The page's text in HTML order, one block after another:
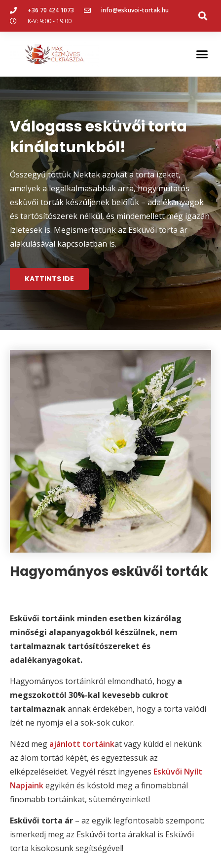
+36 70 424 1073
info@eskuvoi-tortak.hu
K-V: 9:00 - 19:00
Válogass esküvői torta
kínálatunkból!
Összegyűjtöttük Nektek azokat a torta ízeket,
amelyek a legalkalmasabbak arra, hogy mutatós
esküvői torták készüljenek belőlük – adalékanyagok
és tartósítószerek nélkül, és mindemellett még igazán
ízletesek is. Megismertetünk az Esküvői torta ár
alakulásával kapcsolatban is.
KATTINTS IDE
Hagyományos esküvői torták
Esküvői tortáink minden esetben kizárólag
minőségi alapanyagokból készülnek, nem
tartalmaznak tartósítószereket és
adalékanyagokat.
Hagyományos tortáinkról elmondható, hogy a
megszokottól 30%-kal kevesebb cukrot
tartalmaznak annak érdekében, hogy a torta valódi
ízét ne nyomja el a sok-sok cukor.
Nézd meg ajánlott tortáinkat vagy küldd el nekünk
az álom tortád képét, és egyeztessük az
elképzeléseidet. Vegyél részt ingyenes Esküvői Nyílt
Napjainkegyikén és kóstold meg a finomabbnál
finomabb tortáinkat, süteményeinket!
Esküvői torta ár – az egyik legfontosabb szempont:
ismerkedj meg az Esküvői torta árakkal is Esküvői
torta kisokosunk segítségével!